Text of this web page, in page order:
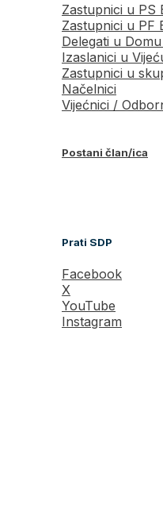
Zastupnici u PS
Zastupnici u PF
Delegati u
Izaslanici u
Zastupnici u
Načelnici
Vijećnici /
Postani član/ica
Prati SDP
Facebook
X
YouTube
Instagram